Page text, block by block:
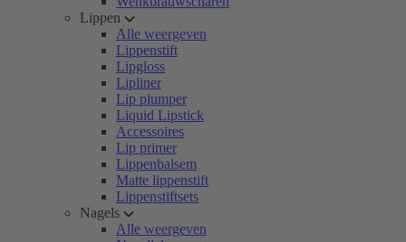
Lippen
Alle weergeven
Lippenstift
Lipgloss
Lipliner
Lip plumper
Liquid Lipstick
Accessoires
Lip primer
Lippenbalsem
Matte lippenstift
Lippenstiftsets
Nagels
Alle weergeven